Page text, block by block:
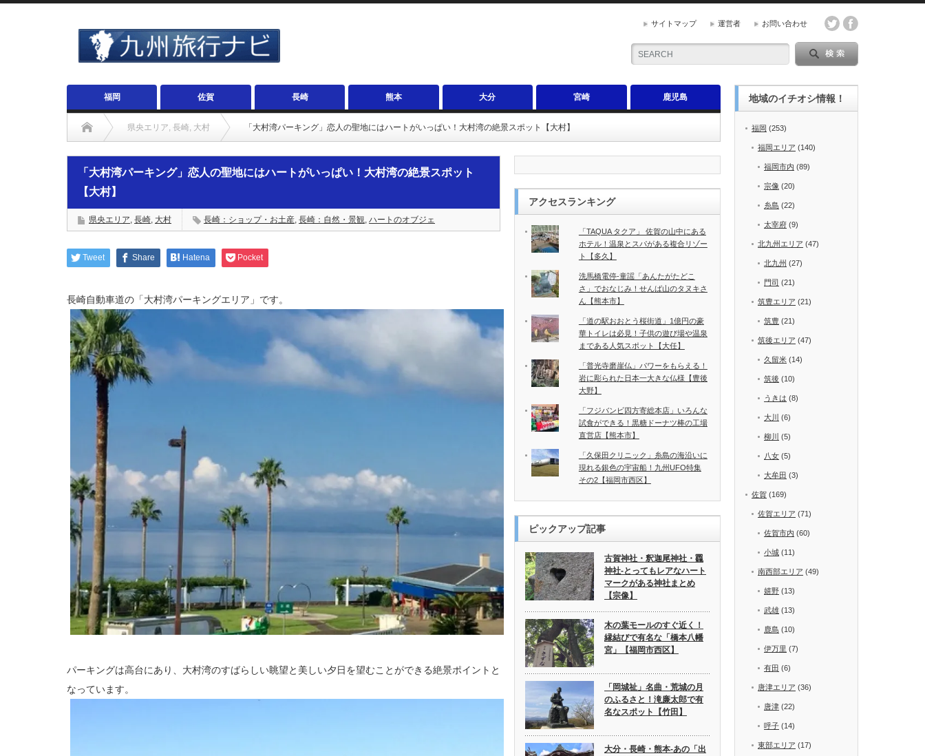
サイトマップ 運営者 お問い合わせ
福岡 佐賀 長崎 熊本 大分 宮崎 鹿児島
県央エリア, 長崎, 大村 「大村湾パーキング」恋人の聖地にはハートがいっぱい！大村湾の絶景スポット【大村】
「大村湾パーキング」恋人の聖地にはハートがいっぱい！大村湾の絶景スポット
【大村】
県央エリア, 長崎, 大村 長崎：ショップ・お土産, 長崎：自然・景観, ハートのオブジェ
Tweet Share Hatena Pocket
長崎自動車道の「大村湾パーキングエリア」です。
パーキングは高台にあり、大村湾のすばらしい眺望と美しい夕日を望むことができる絶景ポイントと
なっています。
アクセスランキング
「TAQUA タクア」 佐賀の山中にある
ホテル！温泉とスパがある複合リゾー
ト【多久】
洗馬橋電停-童謡「あんたがたどこ
さ」でおなじみ！せんば山のタヌキさ
ん【熊本市】
「道の駅おおとう桜街道」1億円の豪
華トイレは必見！子供の遊び場や温泉
まである人気スポット【大任】
「普光寺磨崖仏」パワーをもらえる！
岩に彫られた日本一大きな仏様【豊後
大野】
「フジバンビ四方寄総本店」いろんな
試食ができる！黒糖ドーナツ棒の工場
直営店【熊本市】
「久保田クリニック」糸島の海沿いに
現れる銀色の宇宙船！九州UFO特集
その2【福岡市西区】
ピックアップ記事
古賀神社・釈迦尾神社・龗
神社-とってもレアなハート
マークがある神社まとめ
【宗像】
木の葉モールのすぐ近く！
縁結びで有名な「橋本八幡
宮」【福岡市西区】
「岡城祉」名曲・荒城の月
のふるさと！滝廉太郎で有
名なスポット【竹田】
大分・長崎・熊本-あの「出
地域のイチオシ情報！
福岡 (253)
福岡エリア (140)
福岡市内 (89)
宗像 (20)
糸島 (22)
太宰府 (9)
北九州エリア (47)
北九州 (27)
門司 (21)
筑豊エリア (21)
筑豊 (21)
筑後エリア (47)
久留米 (14)
筑後 (10)
うきは (8)
大川 (6)
柳川 (5)
八女 (5)
大牟田 (3)
佐賀 (169)
佐賀エリア (71)
佐賀市内 (60)
小城 (11)
南西部エリア (49)
嬉野 (13)
武雄 (13)
鹿島 (10)
伊万里 (7)
有田 (6)
唐津エリア (36)
唐津 (22)
呼子 (14)
東部エリア (17)